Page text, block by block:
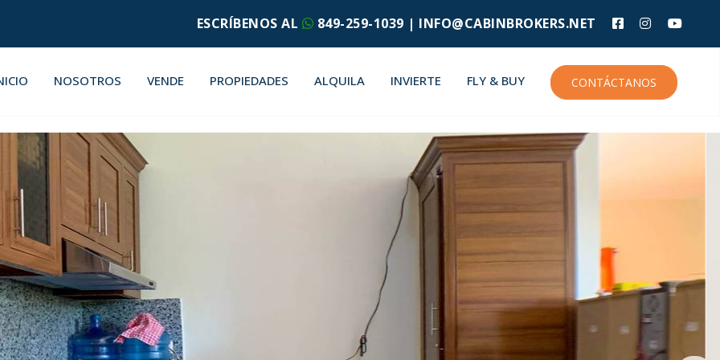
ESCRÍBENOS AL 849-259-1039 | INFO@CABINBROKERS.NET
NOSOTROS VENDE PROPIEDADES ALQUILA INVIERTE FLY & BUY CONTÁCTANOS